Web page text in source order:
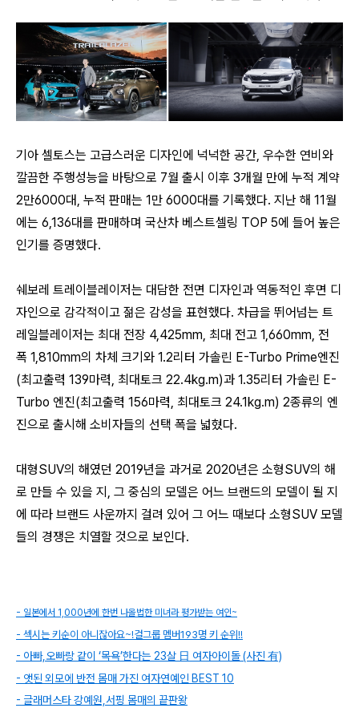
기아 셀토스는 고급스러운 디자인에 넉넉한 공간, 우수한 연비와
깔끔한 주행성능을 바탕으로 7월 출시 이후 3개월 만에 누적 계약
2만6000대, 누적 판매는 1만 6000대를 기록했다. 지난 해 11월
에는 6,136대를 판매하며 국산차 베스트셀링 TOP 5에 들어 높은
인기를 증명했다.
쉐보레 트레이블레이저는 대담한 전면 디자인과 역동적인 후면 디
자인으로 감각적이고 젊은 감성을 표현했다. 차급을 뛰어넘는 트
레일블레이저는 최대 전장 4,425mm, 최대 전고 1,660mm, 전
폭 1,810mm의 차체 크기와 1.2리터 가솔린 E-Turbo Prime엔진
(최고출력 139마력, 최대토크 22.4kg.m)과 1.35리터 가솔린 E-
Turbo 엔진(최고출력 156마력, 최대토크 24.1kg.m) 2종류의 엔
진으로 출시해 소비자들의 선택 폭을 넓혔다.
대형SUV의 해였던 2019년을 과거로 2020년은 소형SUV의 해
로 만들 수 있을 지, 그 중심의 모델은 어느 브랜드의 모델이 될 지
에 따라 브랜드 사운까지 걸려 있어 그 어느 때보다 소형SUV 모델
들의 경쟁은 치열할 것으로 보인다.
- 일본에서 1,000년에 한번 나올법한 미녀라 평가받는 여인~
- 섹시는 키순이 아니잖아요~!걸그룹 멤버193명 키 순위!!
- 아빠,오빠랑 같이 ‘목욕’한다는 23살 日 여자아이돌 (사진 有)
- 앳된 외모에 반전 몸매 가진 여자연예인 BEST 10
- 글래머스타 강예원,서핑 몸매의 끝판왕